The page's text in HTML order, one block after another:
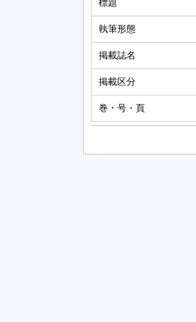
標題
執筆形態
掲載誌名
掲載区分
巻・号・頁